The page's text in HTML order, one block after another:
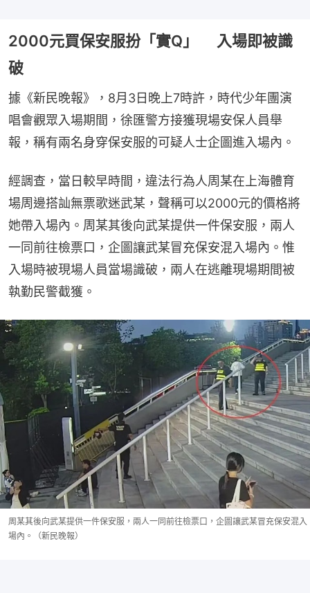
2000元買保安服扮「實Q」 入場即被識
破
據《新民晚報》，8月3日晚上7時許，時代少年團演
唱會觀眾入場期間，徐匯警方接獲現場安保人員舉
報，稱有兩名身穿保安服的可疑人士企圖進入場內。
經調查，當日較早時間，違法行為人周某在上海體育
場周邊搭訕無票歌迷武某，聲稱可以2000元的價格將
她帶入場內。周某其後向武某提供一件保安服，兩人
一同前往檢票口，企圖讓武某冒充保安混入場內。惟
入場時被現場人員當場識破，兩人在逃離現場期間被
執勤民警截獲。
周某其後向武某提供一件保安服，兩人一同前往檢票口，企圖讓武某冒充保安混入
場內。（新民晚報）